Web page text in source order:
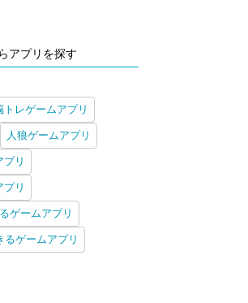
アプリを探す
レゲームアプリ
人狼ゲームアプリ
プリ
リ
ゲームアプリ
るゲームアプリ